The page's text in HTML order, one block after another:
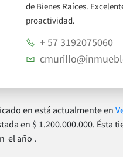
de Bienes Raíces.
proactividad.
+ 57 3192075060
en está actualmente en
en $ 1.200.000.000. Ésta
el año .